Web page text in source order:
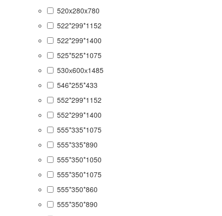
520x280x780
522*299*1152
522*299*1400
525*525*1075
530х600х1485
546*255*433
552*299*1152
552*299*1400
555*335*1075
555*335*890
555*350*1050
555*350*1075
555*350*860
555*350*890